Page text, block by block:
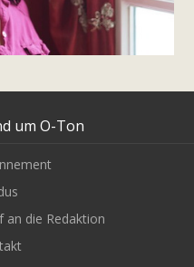
um O-Ton
an die Redaktion